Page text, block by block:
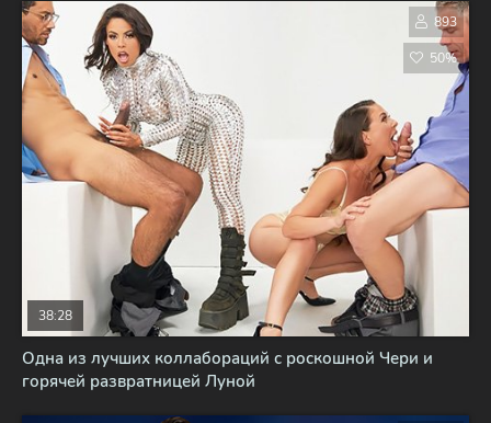
Одна из лучших коллабораций с роскошной Чери и
горячей развратницей Луной
38:28
893
50%